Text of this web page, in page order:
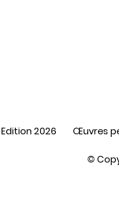
Edition 2026 Œuvres
©